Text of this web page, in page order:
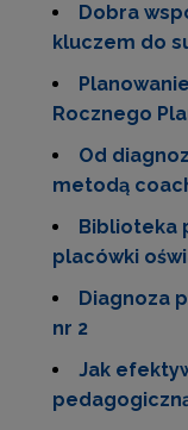
Dobra
kluczem do
Rocznego
Od
metodą
Biblioteka
placówki
Diagnoza
nr 2
Jak